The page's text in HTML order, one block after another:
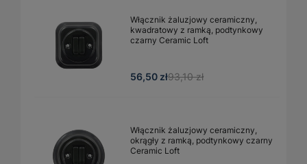
Włącznik żaluzjowy ceramiczny,
kwadratowy z ramką, podtynkowy
czarny Ceramic Loft
56,50 zł93,10 zł
Włącznik żaluzjowy ceramiczny,
okrągły z ramką, podtynkowy czarny
Ceramic Loft